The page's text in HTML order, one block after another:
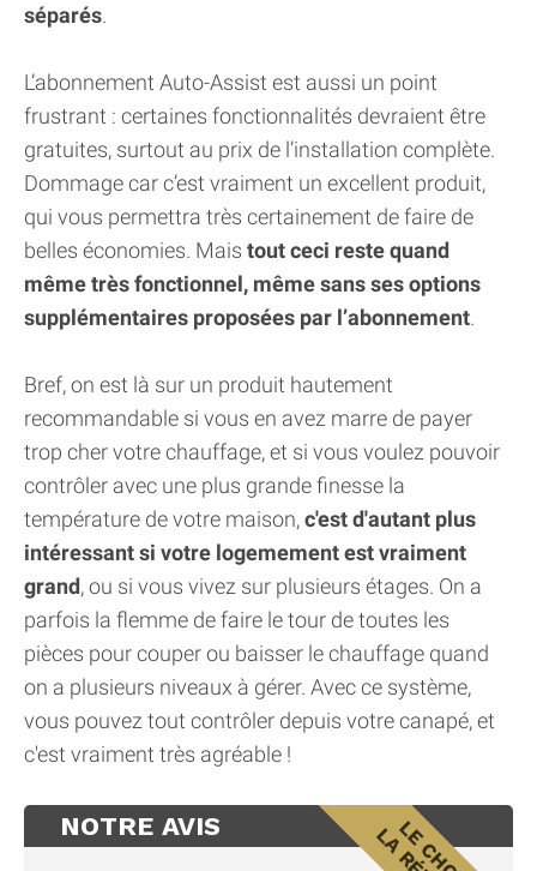
séparés.
L’abonnement Auto-Assist est aussi un point
frustrant : certaines fonctionnalités devraient être
gratuites, surtout au prix de l’installation complète.
Dommage car c’est vraiment un excellent produit,
qui vous permettra très certainement de faire de
belles économies. Mais tout ceci reste quand
même très fonctionnel, même sans ses options
supplémentaires proposées par l’abonnement.
Bref, on est là sur un produit hautement
recommandable si vous en avez marre de payer
trop cher votre chauffage, et si vous voulez pouvoir
contrôler avec une plus grande finesse la
température de votre maison,c'est d'autant plus
intéressant si votre logemement est vraiment
grand, ou si vous vivez sur plusieurs étages. On a
parfois la flemme de faire le tour de toutes les
pièces pour couper ou baisser le chauffage quand
on a plusieurs niveaux à gérer. Avec ce système,
vous pouvez tout contrôler depuis votre canapé, et
c'est vraiment très agréable !
NOTRE AVIS